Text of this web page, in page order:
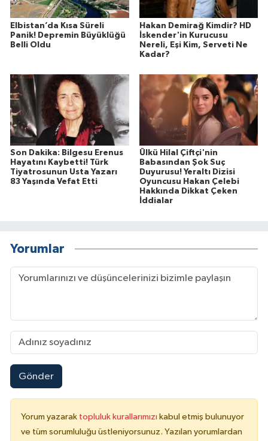
Elbistan’da Kısa Süreli
Panik! Depremin Büyüklüğü
Belli Oldu
Hakan Demirağ Kimdir? HD
İskender'in Kurucusu
Nereli, Eşi Kim, Serveti Ne
Kadar?
Son Dakika: Bilgesu Erenus
Hayatını Kaybetti! Türk
Tiyatrosunun Usta Yazarı
83 Yaşında Vefat Etti
Ülkü Hilal Çiftçi'nin
Babasından Şok Suç
Duyurusu! Yeraltı Dizisi
Oyuncusu Hakan Çelebi
Hakkında Dikkat Çeken
İddialar
Yorumlar
Gönder
Yorum yazarak topluluk kurallarımızı kabul etmiş bulunuyor
ve tüm sorumluluğu üstleniyorsunuz. Yazılan yorumlardan